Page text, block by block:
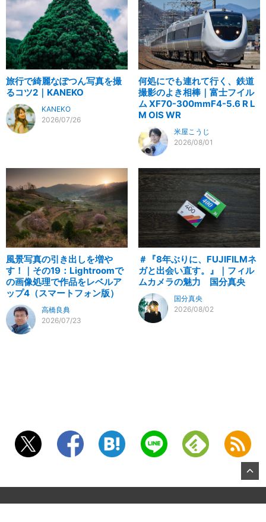
旅行で綺麗なぽつん写真を撮
るコツ2｜KANEKO
KANEKO
2026/07/26
何処にでも連れて行く、鉄道
撮影のよき相棒｜富士フイル
ム XF70-300mmF4-5.6 R L
M OIS WR
米屋こうじ
2026/08/01
風景写真の引き出しを増や
す！｜その19：Lightroomで
の画像処理で作品をレベルア
ップ4（スマートフォン版）
高橋良典
2026/07/23
＃『8年ぶりに、FUJIFILMネ
ガと出会い直す。』｜フィル
ムカメラの魅力 国分真央
国分真央
2026/08/02